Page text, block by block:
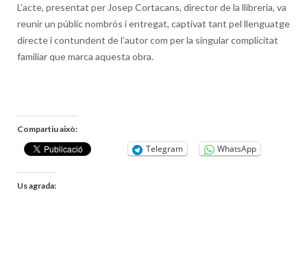
L’acte, presentat per Josep Cortacans, director de la llibreria, va
reunir un públic nombrós i entregat, captivat tant pel llenguatge
directe i contundent de l’autor com per la singular complicitat
familiar que marca aquesta obra.
Compartiu això:
Telegram WhatsApp
Us agrada: